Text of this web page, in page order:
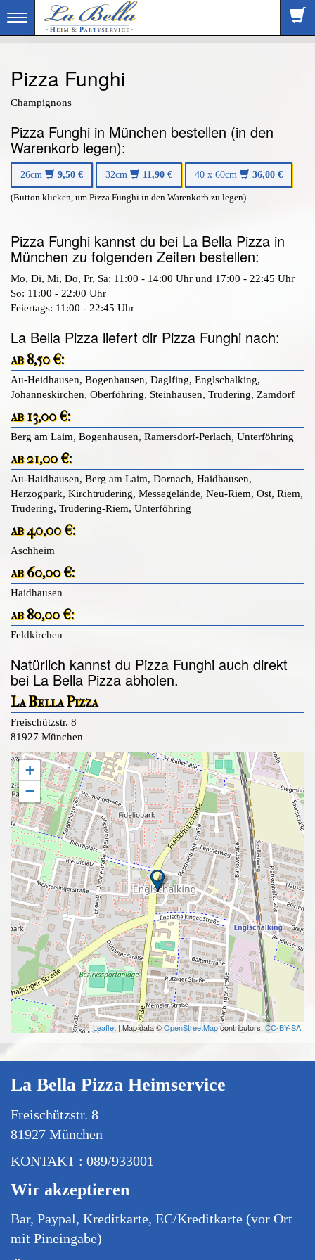
Toggle
navigation
Pizza Funghi
Champignons
Pizza Funghi in München bestellen (in den
Warenkorb legen):
26cm 9,50 € 32cm 11,90 € 40 x 60cm 36,00 €
(Button klicken, um Pizza Funghi in den Warenkorb zu legen)
Pizza Funghi kannst du bei La Bella Pizza in
München zu folgenden Zeiten bestellen:
Mo, Di, Mi, Do, Fr, Sa: 11:00 - 14:00 Uhr und 17:00 - 22:45 Uhr
So: 11:00 - 22:00 Uhr
Feiertags: 11:00 - 22:45 Uhr
La Bella Pizza liefert dir Pizza Funghi nach:
ab 8,50 €:
Au-Heidhausen, Bogenhausen, Daglfing, Englschalking,
Johanneskirchen, Oberföhring, Steinhausen, Trudering, Zamdorf
ab 13,00 €:
Berg am Laim, Bogenhausen, Ramersdorf-Perlach, Unterföhring
ab 21,00 €:
Au-Haidhausen, Berg am Laim, Dornach, Haidhausen,
Herzogpark, Kirchtrudering, Messegelände, Neu-Riem, Ost, Riem,
Trudering, Trudering-Riem, Unterföhring
ab 40,00 €:
Aschheim
ab 60,00 €:
Haidhausen
ab 80,00 €:
Feldkirchen
Natürlich kannst du Pizza Funghi auch direkt
bei La Bella Pizza abholen.
La Bella Pizza
Freischützstr. 8
81927 München
+
−
Leaflet | Map data ©OpenStreetMapcontributors, CC-BY-SA
La Bella Pizza Heimservice
Freischützstr. 8
81927 München
KONTAKT : 089/933001
Wir akzeptieren
Bar, Paypal, Kreditkarte, EC/Kreditkarte (vor Ort
mit Pineingabe)